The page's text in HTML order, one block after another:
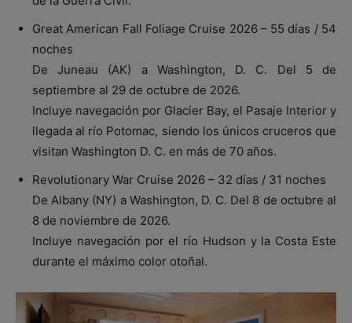
Great American Fall Foliage Cruise 2026 – 55 días / 54
noches
De Juneau (AK) a Washington, D. C. Del 5 de
septiembre al 29 de octubre de 2026.
Incluye navegación por Glacier Bay, el Pasaje Interior y
llegada al río Potomac, siendo los únicos cruceros que
visitan Washington D. C. en más de 70 años.
Revolutionary War Cruise 2026 – 32 días / 31 noches
De Albany (NY) a Washington, D. C. Del 8 de octubre al
8 de noviembre de 2026.
Incluye navegación por el río Hudson y la Costa Este
durante el máximo color otoñal.